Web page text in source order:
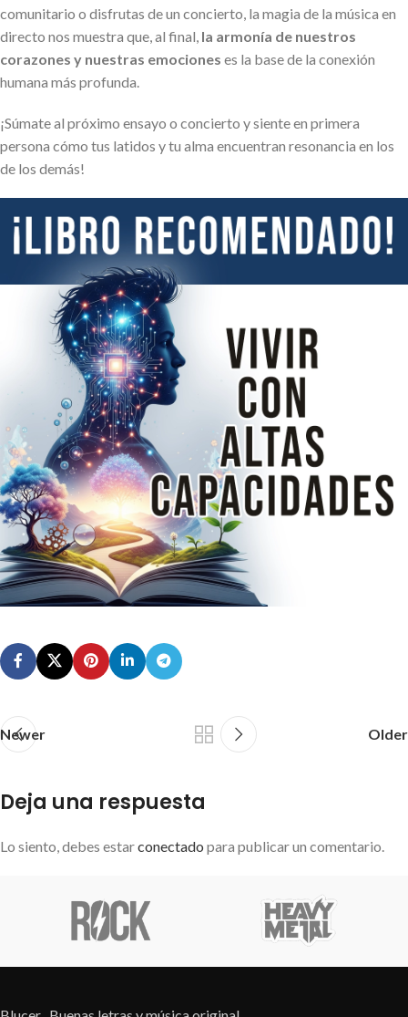
comunitario o disfrutas de un concierto, la magia de la música en
directo nos muestra que, al final, la armonía de nuestros
corazones y nuestras emociones es la base de la conexión
humana más profunda.
¡Súmate al próximo ensayo o concierto y siente en primera
persona cómo tus latidos y tu alma encuentran resonancia en los
de los demás!
Newer Older
Deja una respuesta
Lo siento, debes estarconectado para publicar un comentario.